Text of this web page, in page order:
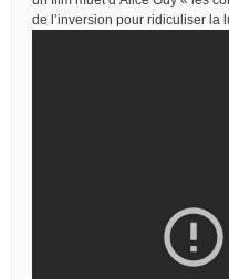
de l’inversion pour ridiculiser la